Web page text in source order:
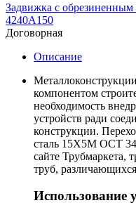
Задвижка с
4240A150
Договорная
Описание
компонентом
необходимость
устройств ради
конструкции.
сталь 15Х5М ОСТ
сайте Трубмаркета,
труб,
Использование